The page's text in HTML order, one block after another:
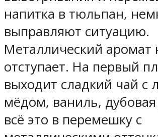
напитка в тюльпан,
выправляют ситуацию.
Металлический аромат
отступает. На первый
выходит сладкий чай с
мёдом, ваниль,
всё это в перемешку с